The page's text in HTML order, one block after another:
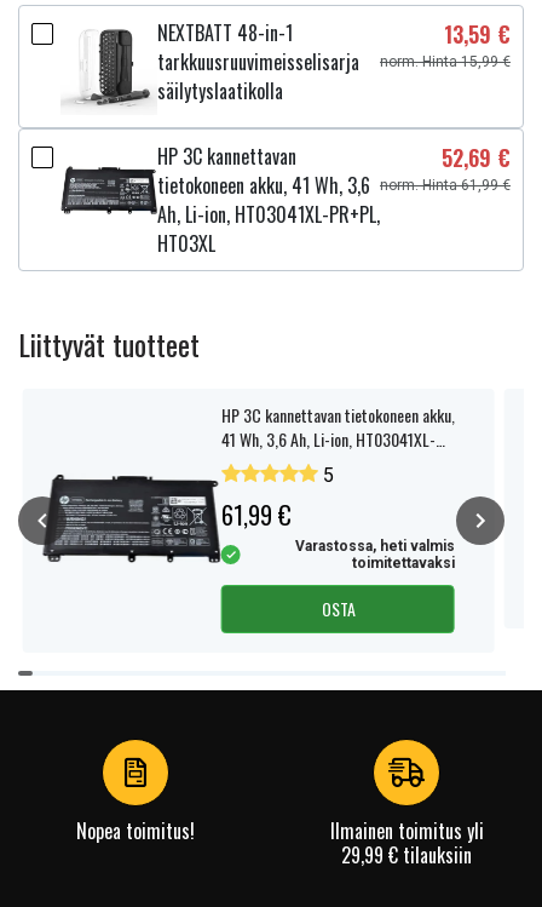
NEXTBATT 48-in-1
tarkkuusruuvimeisselisarja
säilytyslaatikolla
13,59 €
norm. Hinta 15,99 €
HP 3C kannettavan
tietokoneen akku, 41 Wh, 3,6
Ah, Li-ion, HT03041XL-PR+PL,
HT03XL
52,69 €
norm. Hinta 61,99 €
Liittyvät tuotteet
HP 3C kannettavan tietokoneen akku,
41 Wh, 3,6 Ah, Li-ion, HT03041XL-
PR+PL, HT03XL5
61,99 €
Varastossa, heti valmis
toimitettavaksi
OSTA
Item
1
Nopea toimitus!
Ilmainen toimitus yli
29,99 € tilauksiin